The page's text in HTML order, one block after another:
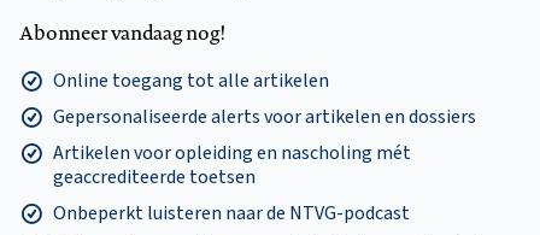
Abonneer vandaag nog!
Online toegang tot alle artikelen
Gepersonaliseerde alerts voor artikelen en dossiers
Artikelen voor opleiding en nascholing mét
geaccrediteerde toetsen
Onbeperkt luisteren naar de NTVG-podcast